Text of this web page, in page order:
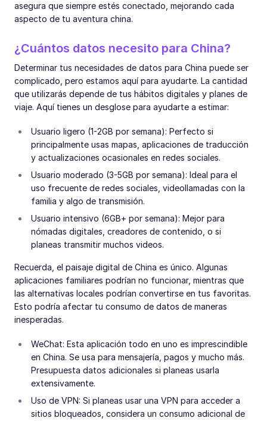
asegura que siempre estés conectado, mejorando cada
aspecto de tu aventura china.
¿Cuántos datos necesito para China?
Determinar tus necesidades de datos para China puede ser
complicado, pero estamos aquí para ayudarte. La cantidad
que utilizarás depende de tus hábitos digitales y planes de
viaje. Aquí tienes un desglose para ayudarte a estimar:
Usuario ligero (1-2GB por semana): Perfecto si
principalmente usas mapas, aplicaciones de traducción
y actualizaciones ocasionales en redes sociales.
Usuario moderado (3-5GB por semana): Ideal para el
uso frecuente de redes sociales, videollamadas con la
familia y algo de transmisión.
Usuario intensivo (6GB+ por semana): Mejor para
nómadas digitales, creadores de contenido, o si
planeas transmitir muchos videos.
Recuerda, el paisaje digital de China es único. Algunas
aplicaciones familiares podrían no funcionar, mientras que
las alternativas locales podrían convertirse en tus favoritas.
Esto podría afectar tu consumo de datos de maneras
inesperadas.
WeChat: Esta aplicación todo en uno es imprescindible
en China. Se usa para mensajería, pagos y mucho más.
Presupuesta datos adicionales si planeas usarla
extensivamente.
Uso de VPN: Si planeas usar una VPN para acceder a
sitios bloqueados, considera un consumo adicional de